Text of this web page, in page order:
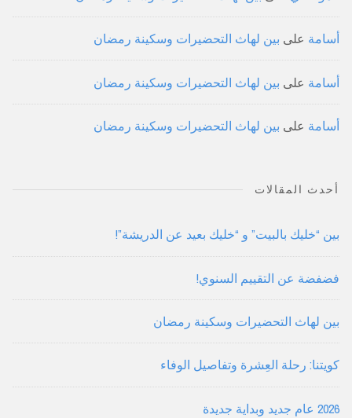
أسامة على بين لهاث التحضيرات وسكينة رمضان
أسامة على بين لهاث التحضيرات وسكينة رمضان
أسامة على بين لهاث التحضيرات وسكينة رمضان
أحدث المقالات
بين “خليك بالبيت” و “خليك بعيد عن الدريشة”!
فضفضة عن التقييم السنوي!
بين لهاث التحضيرات وسكينة رمضان
كويتنا: رحلة العِشرة وتفاصيل الوفاء
2026 عام جديد وبداية جديدة